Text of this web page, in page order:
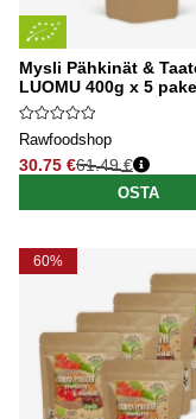
Mysli Pähkinät &
LUOMU 400g x 5
Rawfoodshop
30.75 €
Normaali hinta
61.49 €
OSTA
60%